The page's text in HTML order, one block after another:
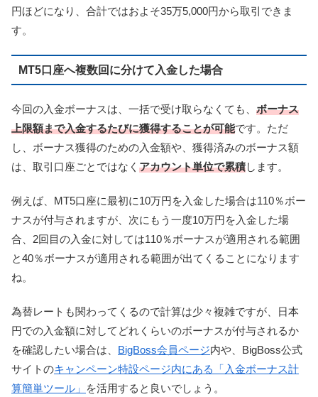
円ほどになり、合計ではおよそ35万5,000円から取引できま
す。
MT5口座へ複数回に分けて入金した場合
今回の入金ボーナスは、一括で受け取らなくても、 ボーナス
上限額まで入金するたびに獲得することが可能です。ただ
し、ボーナス獲得のための入金額や、獲得済みのボーナス額
は、取引口座ごとではなく アカウント単位で累積します。
例えば、MT5口座に最初に10万円を入金した場合は110％ボー
ナスが付与されますが、次にもう一度10万円を入金した場
合、2回目の入金に対しては110％ボーナスが適用される範囲
と40％ボーナスが適用される範囲が出てくることになります
ね。
為替レートも関わってくるので計算は少々複雑ですが、日本
円での入金額に対してどれくらいのボーナスが付与されるか
を確認したい場合は、 BigBoss会員ページ内や、BigBoss公式
サイトのキャンペーン特設ページ内にある「入金ボーナス計
算簡単ツール」
を活用すると良いでしょう。